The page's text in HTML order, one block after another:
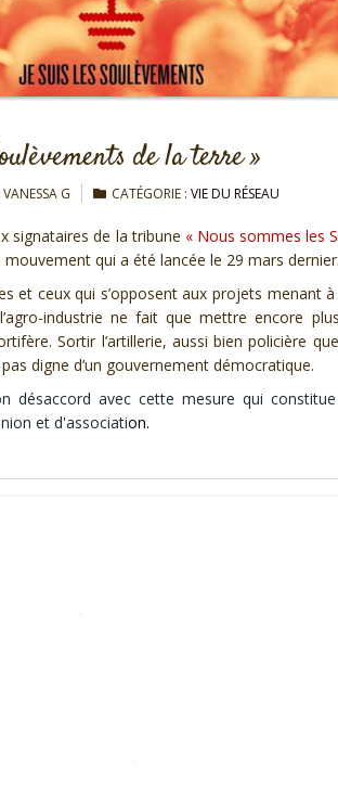
de la terre »
G CATÉGORIE : VIE DU RÉSEAU
signataires de la tribune « Nous sommes les
qui a été lancée le 29 mars dernier.
et ceux qui s’opposent aux projets menant
industrie ne fait que mettre encore
Sortir l’artillerie, aussi bien policière
digne d’un gouvernement démocratique.
désaccord avec cette mesure qui
et d'association.